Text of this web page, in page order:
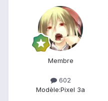
Membre
602
Modèle:Pixel 3a